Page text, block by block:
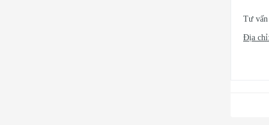
Tư
Địa chỉ: